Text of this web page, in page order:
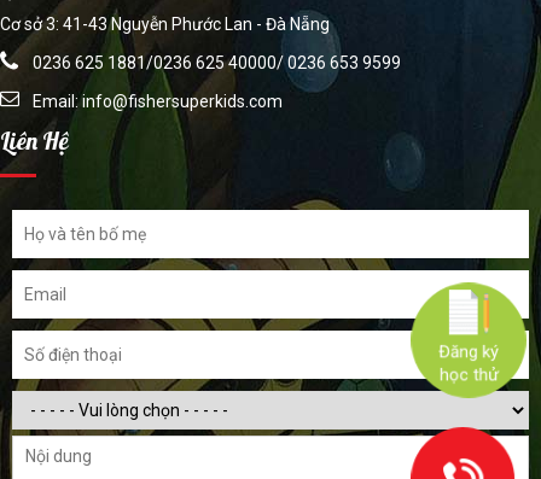
Đăng ký
học thử
Cơ sở 3: 41-43 Nguyễn Phước Lan - Đà Nẵng
0236 625 1881/0236 625 40000/ 0236 653 9599
Email:info@fishersuperkids.com
Liên Hệ